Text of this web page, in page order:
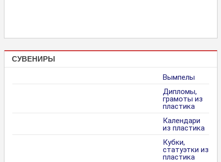
СУВЕНИРЫ
Вымпелы
Дипломы,
грамоты из
пластика
Календари
из пластика
Кубки,
статуэтки из
пластика